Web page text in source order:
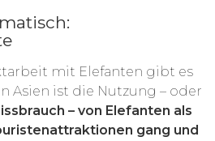
mit Elefanten gibt es
Asien ist die Nutzung – oder
– von Elefanten als
gang und